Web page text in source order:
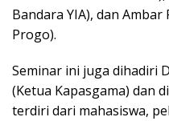
Bandara YIA), dan
Progo).
Seminar ini juga dihadiri
(Ketua Kapasgama) dan
terdiri dari mahasiswa,